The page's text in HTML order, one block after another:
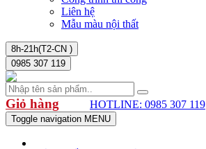
Liên hệ
Mẫu màu nội thất
8h-21h(T2-CN )
0985 307 119
Giỏ hàng HOTLINE: 0985 307 119
Toggle navigation MENU